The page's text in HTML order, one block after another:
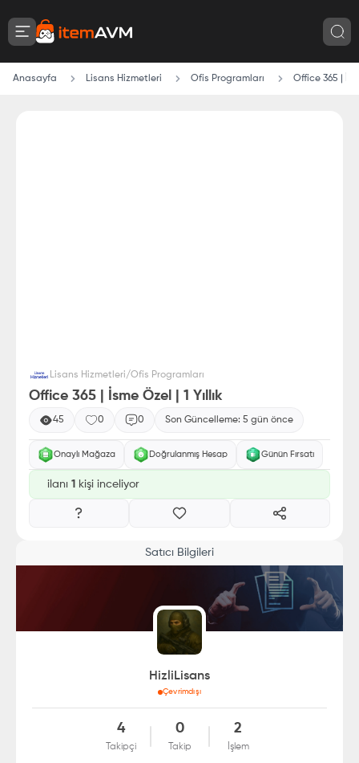
Anasayfa Lisans Hizmetleri Ofis Programları Office 365 |
Lisans Hizmetleri/Ofis Programları
Office 365 | İsme Özel | 1 Yıllık
Son Güncelleme: 5 gün önce
45 0 0
Onaylı Mağaza Doğrulanmış Hesap Günün Fırsatı
ilanı 1 kişi inceliyor
Satıcı Bilgileri
HizliLisans
Çevrimdışı
4
Takipçi
0
Takip
2
İşlem